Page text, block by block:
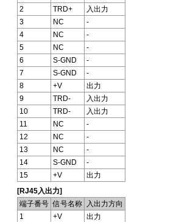
2
TRD+
入出力
3
NC
-
4
NC
-
5
NC
-
6
S-GND
-
7
S-GND
-
8
+V
出力
9
TRD-
入出力
10
TRD-
入出力
11
NC
-
12
NC
-
13
NC
-
14
S-GND
-
15
+V
出力
[RJ45入出力]
端子番号 信号名称
入出力方向
1
+V
出力